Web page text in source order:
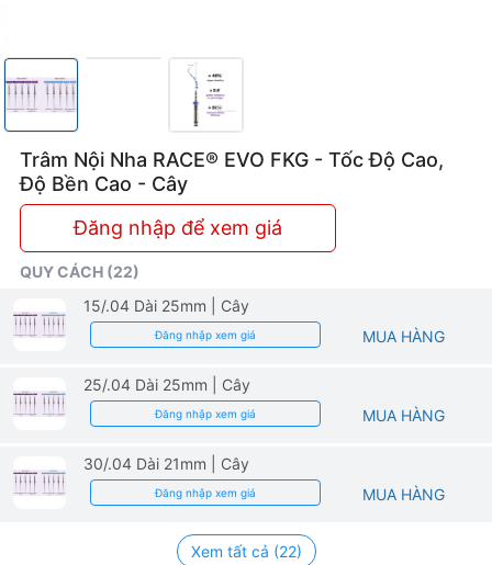
Điều
Trị
Nội
Nha
Trâm Nội Nha RACE® EVO FKG - Tốc Độ Cao,
Độ Bền Cao - Cây
Đăng nhập để xem giá
QUY CÁCH (22)
15/.04 Dài 25mm
| Cây
Đăng nhập xem giá MUA HÀNG
25/.04 Dài 25mm | Cây
Đăng nhập xem giá MUA HÀNG
30/.04 Dài 21mm | Cây
Đăng nhập xem giá MUA HÀNG
Xem tất cả (22)